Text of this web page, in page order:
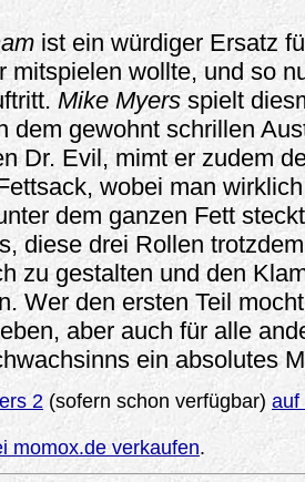
ist ein würdiger Ersatz
mitspielen wollte, und so
Mike Myers spielt
dem gewohnt schrillen
Dr. Evil, mimt er zudem
wobei man
dem ganzen Fett
diese drei Rollen
zu gestalten und den
Wer den ersten Teil
aber auch für alle
ein absolutes
2 (sofern schon verfügbar) auf
momox.de verkaufen.